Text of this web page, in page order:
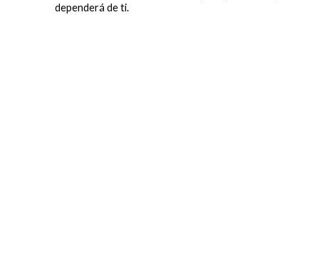
dependerá de ti.